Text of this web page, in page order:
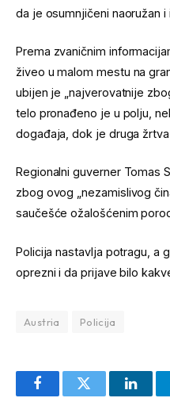
da je osumnjičeni naoružan
Prema zvaničnim
živeo u malom mestu na
ubijen je „najverovatnije
telo pronađeno je u polju,
događaja, dok je druga
Regionalni guverner Tomas
zbog ovog „nezamislivog
saučešće ožalošćenim
Policija nastavlja potragu, a
oprezni i da prijave bilo
Austria Policija
FacebookTwitter